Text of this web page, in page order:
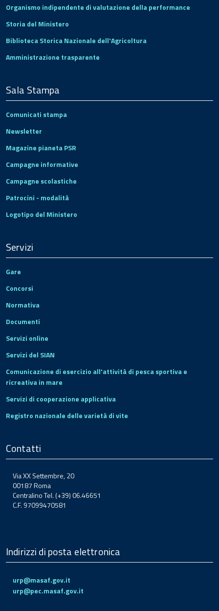
Organismo indipendente di valutazione della performance
Storia del Ministero
Biblioteca Storica Nazionale dell'Agricoltura
Amministrazione trasparente
Sala Stampa
Comunicati stampa
Newsletter
Magazine pianeta PSR
Campagne informative
Campagne scolastiche
Patrocini - modalità
Logotipo del Ministero
Servizi
Gare
Concorsi
Normativa
Documenti
Servizi online
Servizi del SIAN
Comunicazione di esercizio all'attività di pesca sportiva e
ricreativa in mare
Servizi di cooperazione applicativa
Registro nazionale delle varietà di vite
Contatti
Via XX Settembre, 20
00187 Roma
Centralino Tel. (+39) 06.46651
C.F. 97099470581
Indirizzi di posta elettronica
urp@masaf.gov.it
urp@pec.masaf.gov.it